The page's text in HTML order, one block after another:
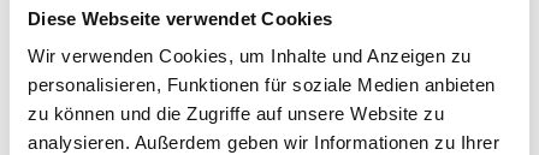
Diese Webseite verwendet Cookies
Wir verwenden Cookies, um Inhalte und Anzeigen zu
personalisieren, Funktionen für soziale Medien anbieten
zu können und die Zugriffe auf unsere Website zu
analysieren. Außerdem geben wir Informationen zu Ihrer
Nur noch 5 vorrätig
UOLI150